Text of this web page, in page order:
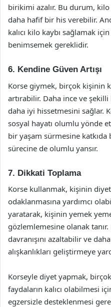
birikimi azalır. Bu durum,
daha hafif bir his verebilir.
kalıcı kilo kaybı sağlamak
benimsemek gereklidir.
6. Kendine Güven Artışı
Korse giymek, birçok kişinin
artırabilir. Daha ince ve
daha iyi hissetmesini sağlar.
sosyal hayatı olumlu yönde
bir yaşam sürmesine
sürecine de olumlu yansır.
7. Dikkati Toplama
Korse kullanmak, kişinin
odaklanmasına yardımcı
yaratarak, kişinin yemek yeme
gözlemlemesine olanak tanır.
davranışını azaltabilir ve
alışkanlıkları geliştirmeye
Korseyle diyet yapmak,
faydaların kalıcı olabilmesi
egzersizle desteklenmesi